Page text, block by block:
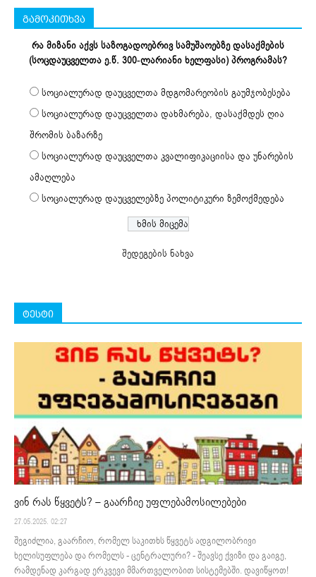
გამოკითხვა
რა მიზანი აქვს საზოგადოებრივ სამუშაოებზე დასაქმების
(სოცდაუცველთა ე.წ. 300-ლარიანი ხელფასი) პროგრამას?
სოციალურად დაუცველთა მდგომარეობის გაუმჯობესება
სოციალურად დაუცველთა დახმარება, დასაქმდეს ღია
შრომის ბაზარზე
სოციალურად დაუცველთა კვალიფიკაციისა და უნარების
ამაღლება
სოციალურად დაუცველებზე პოლიტიკური ზემოქმედება
შედეგების ნახვა
ტესტი
ვინ რას წყვეტს? – გაარჩიე უფლებამოსილებები
27.05.2025. 02:27
შეგიძლია, გაარჩიო, რომელ საკითხს წყვეტს ადგილობრივი
ხელისუფლება და რომელს - ცენტრალური? - შეავსე ქვიზი და გაიგე,
რამდენად კარგად ერკვევი მმართველობით სისტემებში. დავიწყოთ!